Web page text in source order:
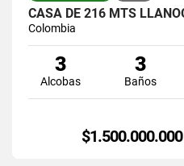
Colombia
3
Alcobas
3
Baños
$1.500.000.000